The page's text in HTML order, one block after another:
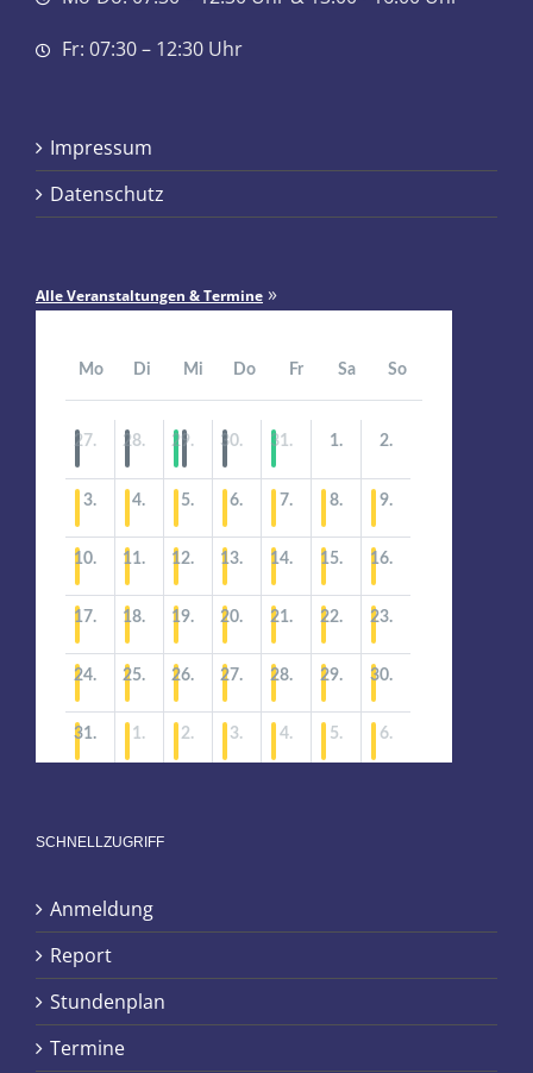
Fr: 07:30 – 12:30 Uhr
Impressum
Datenschutz
Alle Veranstaltungen & Termine »
SCHNELLZUGRIFF
Anmeldung
Report
Stundenplan
Termine